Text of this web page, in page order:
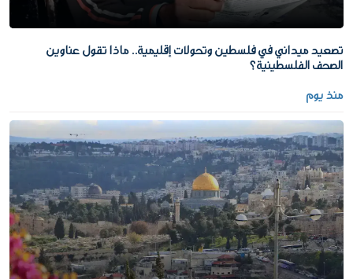
تصعيد ميداني في فلسطين وتحولات إقليمية.. ماذا تقول عناوين
الصحف الفلسطينية؟
منذ يوم